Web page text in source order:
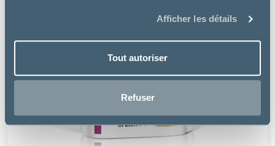
Afficher les détails
Tout autoriser
Refuser